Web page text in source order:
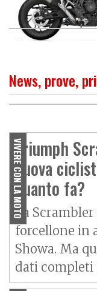
News, prove,
Triumph
VIVERE CON LA MOTO
Triumph
nuova
quanto fa?
La
forcellone in
Showa. Ma
dati completi